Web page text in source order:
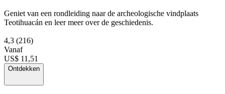
Geniet van een rondleiding naar de archeologische vindplaats
Teotihuacán en leer meer over de geschiedenis.
4,3 (216)
Vanaf
US$ 11,51
Ontdekken